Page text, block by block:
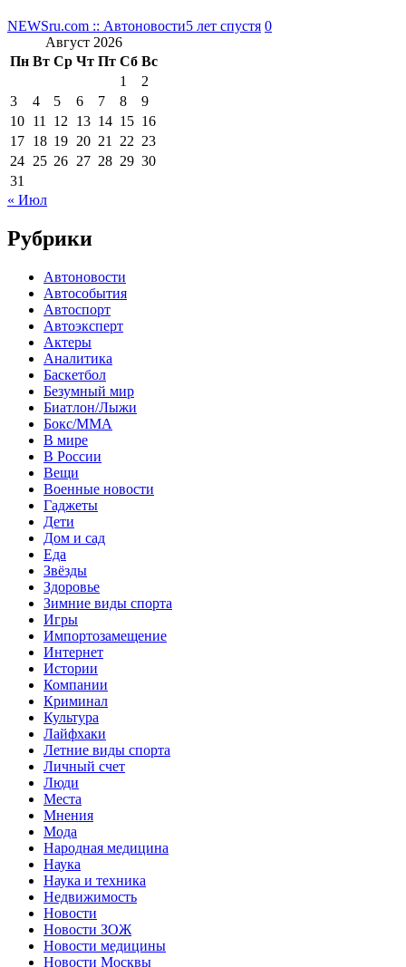
NEWSru.com :: Автоновости5 лет спустя 0
Август 2026
Пн Вт Ср Чт Пт Сб Вс
1
2
3
4 5 6 7 8
9
10 11 12 13 14 15 16
17 18 19 20 21 22 23
24 25 26 27 28 29 30
31
« Июл
Рубрики
Автоновости
Автособытия
Автоспорт
Автоэксперт
Актеры
Аналитика
Баскетбол
Безумный мир
Биатлон/Лыжи
Бокс/MMA
В мире
В России
Вещи
Военные новости
Гаджеты
Дети
Дом и сад
Еда
Звёзды
Здоровье
Зимние виды спорта
Игры
Импортозамещение
Интернет
Истории
Компании
Криминал
Культура
Лайфхаки
Летние виды спорта
Личный счет
Люди
Места
Мнения
Мода
Народная медицина
Наука
Наука и техника
Недвижимость
Новости
Новости ЗОЖ
Новости медицины
Новости Москвы